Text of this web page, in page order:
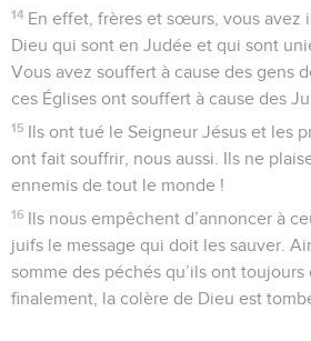
14 En effet, frères et sœurs, vous avez
Dieu qui sont en Judée et qui sont
Vous avez souffert à cause des gens
ces Églises ont souffert à cause des
15 Ils ont tué le Seigneur Jésus et les
ont fait souffrir, nous aussi. Ils ne
ennemis de tout le monde !
16 Ils nous empêchent d’annoncer à
juifs le message qui doit les sauver.
somme des péchés qu’ils ont toujours
finalement, la colère de Dieu est